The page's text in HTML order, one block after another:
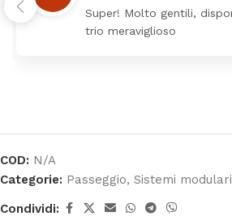
Super! Molto gentili,
trio meraviglioso
COD: N/A
Categorie: Passeggio, Sistemi modulari
Condividi: